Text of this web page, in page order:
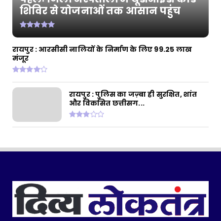
रायपुर : धरती आबा जनजातीय ग्राम उत्कर्ष अभियान
CHHATTISGARH
शिविर से योजनाओं तक आसान पहुंच
रायपुर : आरसीसी नालियों के निर्माण के लिए 99.25 लाख
मंजूर
रायपुर : पुलिस का जज़्बा ही सुरक्षित, शांत
और विकसित छत्तीसग...